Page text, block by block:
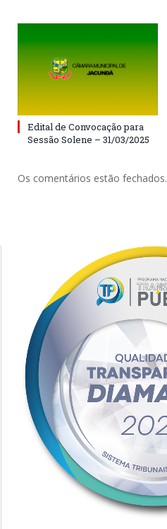
Edital de Convocação para
Sessão Solene – 31/03/2025
Os comentários estão fechados.